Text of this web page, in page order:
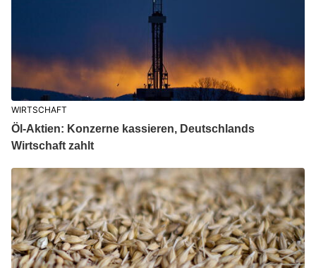
WIRTSCHAFT
Öl-Aktien: Konzerne kassieren, Deutschlands
Wirtschaft zahlt